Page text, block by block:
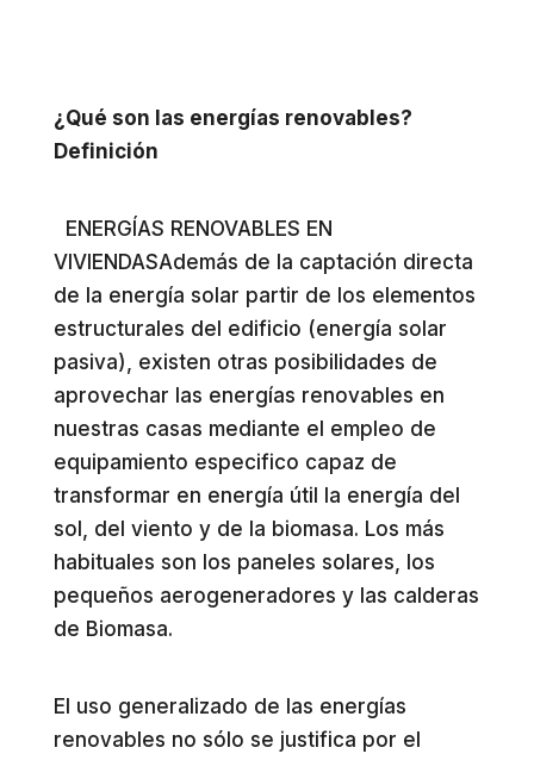
¿Qué son las energías renovables?
Definición
ENERGÍAS RENOVABLES EN
VIVIENDASAdemás de la captación directa
de la energía solar partir de los elementos
estructurales del edificio (energía solar
pasiva), existen otras posibilidades de
aprovechar las energías renovables en
nuestras casas mediante el empleo de
equipamiento especifico capaz de
transformar en energía útil la energía del
sol, del viento y de la biomasa. Los más
habituales son los paneles solares, los
pequeños aerogeneradores y las calderas
de Biomasa.
El uso generalizado de las energías
renovables no sólo se justifica por el